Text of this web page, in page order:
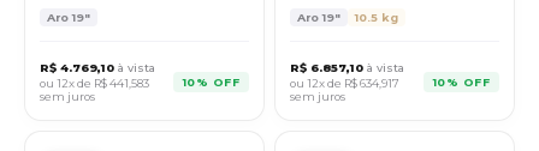
Aro19"
R$ 4.769,10 à vista
ou 12x de R$441,583
sem juros
10% OFF
Aro19" 10.5 kg
R$ 6.857,10 à vista
ou 12x de R$634,917
sem juros
10% OFF